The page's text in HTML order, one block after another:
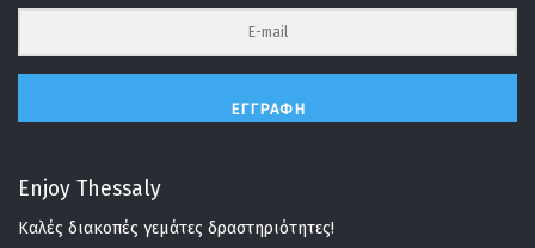
ΕΓΓΡΑΦΉ
Enjoy Thessaly
Καλές διακοπές γεμάτες δραστηριότητες!